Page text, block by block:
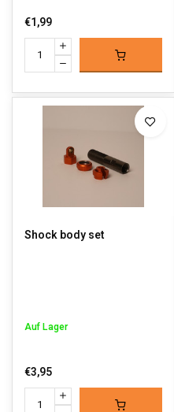
€1,99
Shock body set
Auf Lager
€3,95